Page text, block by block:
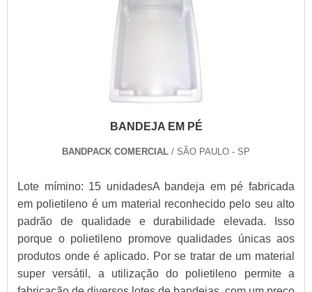
BANDEJA EM PÉ
BANDPACK COMERCIAL / SÃO PAULO - SP
Lote mímino: 15 unidadesA bandeja em pé fabricada
em polietileno é um material reconhecido pelo seu alto
padrão de qualidade e durabilidade elevada. Isso
porque o polietileno promove qualidades únicas aos
produtos onde é aplicado. Por se tratar de um material
super versátil, a utilização do polietileno permite a